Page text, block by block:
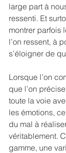
large part à
ressenti. Et
montrer parfois
l’on ressent, à
s’éloigner de
Lorsque l’on
que l’on
toute la voie
les émotions,
du mal à
véritablement.
gamme, une